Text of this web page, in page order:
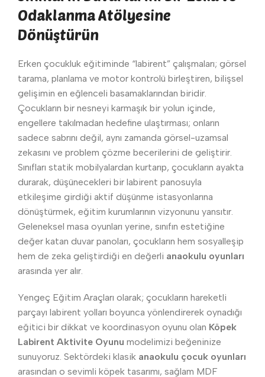
Odaklanma Atölyesine
Dönüştürün
Erken çocukluk eğitiminde “labirent” çalışmaları; görsel
tarama, planlama ve motor kontrolü birleştiren, bilişsel
gelişimin en eğlenceli basamaklarından biridir.
Çocukların bir nesneyi karmaşık bir yolun içinde,
engellere takılmadan hedefine ulaştırması; onların
sadece sabrını değil, aynı zamanda görsel-uzamsal
zekasını ve problem çözme becerilerini de geliştirir.
Sınıfları statik mobilyalardan kurtarıp, çocukların ayakta
durarak, düşünecekleri bir labirent panosuyla
etkileşime girdiği aktif düşünme istasyonlarına
dönüştürmek, eğitim kurumlarının vizyonunu yansıtır.
Geleneksel masa oyunları yerine, sınıfın estetiğine
değer katan duvar panoları, çocukların hem sosyalleşip
hem de zeka geliştirdiği en değerli anaokulu oyunları
arasında yer alır.
Yengeç Eğitim Araçları olarak; çocukların hareketli
parçayı labirent yolları boyunca yönlendirerek oynadığı
eğitici bir dikkat ve koordinasyon oyunu olan Köpek
Labirent Aktivite Oyunu modelimizi beğeninize
sunuyoruz. Sektördeki klasik anaokulu çocuk oyunları
arasından o sevimli köpek tasarımı, sağlam MDF